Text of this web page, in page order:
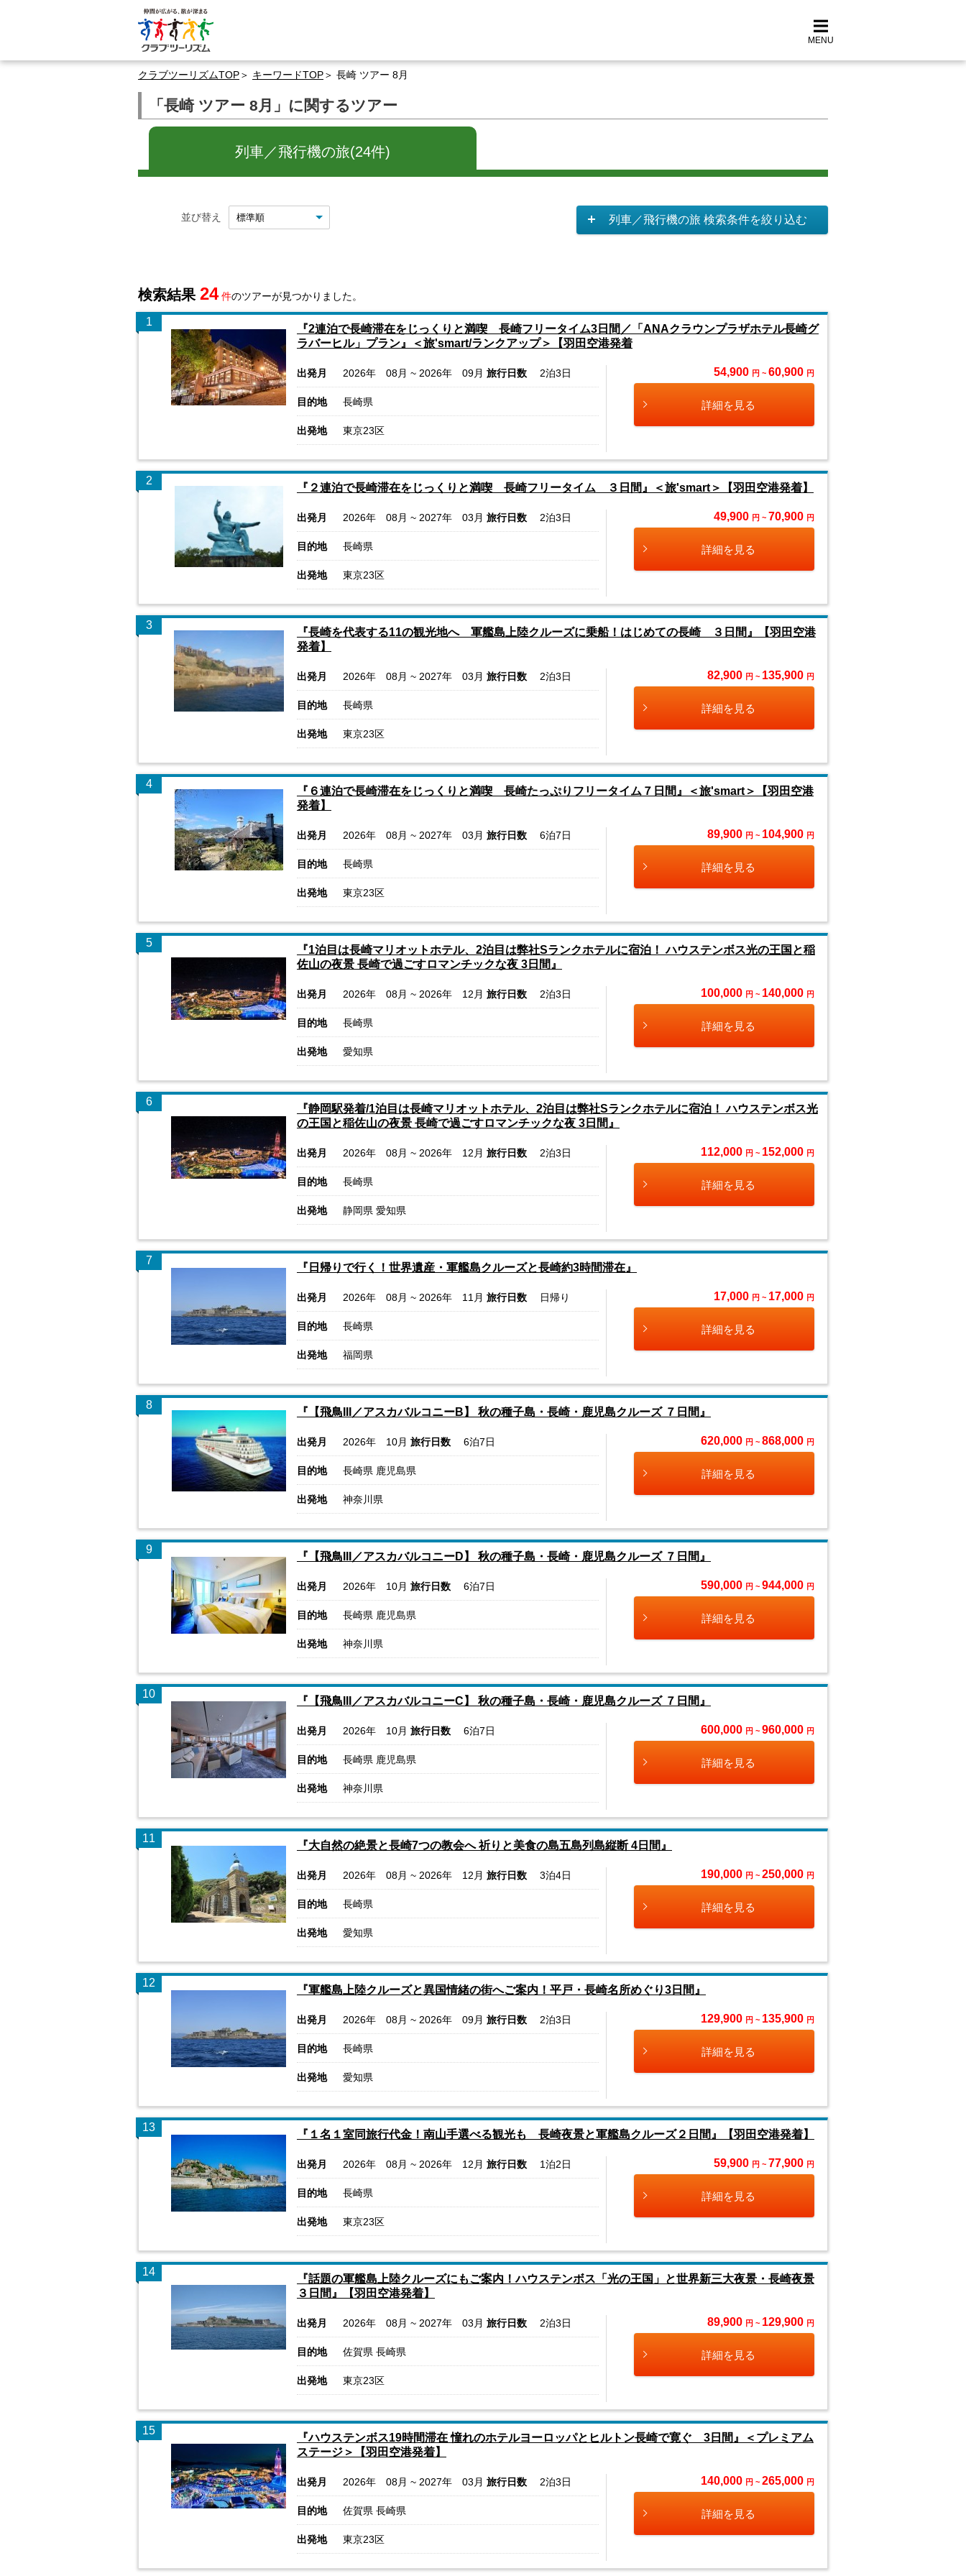
MENU
クラブツーリズムTOP キーワードTOP 長崎 ツアー 8月
「長崎 ツアー 8月」に関するツアー
列車／飛行機の旅(24件)
並び替え 列車／飛行機の旅 検索条件を絞り込む
検索結果 24 件のツアーが見つかりました。
1
『2連泊で長崎滞在をじっくりと満喫 長崎フリータイム3日間／「ANAクラウンプラザホテル長崎グ
ラバーヒル」プラン』＜旅'smart/ランクアップ＞【羽田空港発着
出発月 2026年 08月 ~ 2026年 09月 旅行日数 2泊3日
目的地 長崎県
出発地 東京23区
54,900 円 ~ 60,900 円
詳細を見る
2
『２連泊で長崎滞在をじっくりと満喫 長崎フリータイム ３日間』＜旅'smart＞【羽田空港発着】
出発月 2026年 08月 ~ 2027年 03月 旅行日数 2泊3日
目的地 長崎県
出発地 東京23区
49,900 円 ~ 70,900 円
詳細を見る
3
『長崎を代表する11の観光地へ 軍艦島上陸クルーズに乗船！はじめての長崎 ３日間』【羽田空港
発着】
出発月 2026年 08月 ~ 2027年 03月 旅行日数 2泊3日
目的地 長崎県
出発地 東京23区
82,900 円 ~ 135,900 円
詳細を見る
4
『６連泊で長崎滞在をじっくりと満喫 長崎たっぷりフリータイム７日間』＜旅'smart＞【羽田空港
発着】
出発月 2026年 08月 ~ 2027年 03月 旅行日数 6泊7日
目的地 長崎県
出発地 東京23区
89,900 円 ~ 104,900 円
詳細を見る
5
『1泊目は長崎マリオットホテル、2泊目は弊社Sランクホテルに宿泊！ ハウステンボス光の王国と稲
佐山の夜景 長崎で過ごすロマンチックな夜 3日間』
出発月 2026年 08月 ~ 2026年 12月 旅行日数 2泊3日
目的地 長崎県
出発地 愛知県
100,000 円 ~ 140,000 円
詳細を見る
6
『静岡駅発着/1泊目は長崎マリオットホテル、2泊目は弊社Sランクホテルに宿泊！ ハウステンボス光
の王国と稲佐山の夜景 長崎で過ごすロマンチックな夜 3日間』
出発月 2026年 08月 ~ 2026年 12月 旅行日数 2泊3日
目的地 長崎県
出発地 静岡県 愛知県
112,000 円 ~ 152,000 円
詳細を見る
7
『日帰りで行く！世界遺産・軍艦島クルーズと長崎約3時間滞在』
出発月 2026年 08月 ~ 2026年 11月 旅行日数 日帰り
目的地 長崎県
出発地 福岡県
17,000 円 ~ 17,000 円
詳細を見る
8
『【飛鳥III／アスカバルコニーB】 秋の種子島・長崎・鹿児島クルーズ ７日間』
出発月 2026年 10月 旅行日数 6泊7日
目的地 長崎県 鹿児島県
出発地 神奈川県
620,000 円 ~ 868,000 円
詳細を見る
9
『【飛鳥III／アスカバルコニーD】 秋の種子島・長崎・鹿児島クルーズ ７日間』
出発月 2026年 10月 旅行日数 6泊7日
目的地 長崎県 鹿児島県
出発地 神奈川県
590,000 円 ~ 944,000 円
詳細を見る
10
『【飛鳥III／アスカバルコニーC】 秋の種子島・長崎・鹿児島クルーズ ７日間』
出発月 2026年 10月 旅行日数 6泊7日
目的地 長崎県 鹿児島県
出発地 神奈川県
600,000 円 ~ 960,000 円
詳細を見る
11
『大自然の絶景と長崎7つの教会へ 祈りと美食の島五島列島縦断 4日間』
出発月 2026年 08月 ~ 2026年 12月 旅行日数 3泊4日
目的地 長崎県
出発地 愛知県
190,000 円 ~ 250,000 円
詳細を見る
12
『軍艦島上陸クルーズと異国情緒の街へご案内！平戸・長崎名所めぐり3日間』
出発月 2026年 08月 ~ 2026年 09月 旅行日数 2泊3日
目的地 長崎県
出発地 愛知県
129,900 円 ~ 135,900 円
詳細を見る
13
『１名１室同旅行代金！南山手選べる観光も 長崎夜景と軍艦島クルーズ２日間』【羽田空港発着】
出発月 2026年 08月 ~ 2026年 12月 旅行日数 1泊2日
目的地 長崎県
出発地 東京23区
59,900 円 ~ 77,900 円
詳細を見る
14
『話題の軍艦島上陸クルーズにもご案内！ハウステンボス「光の王国」と世界新三大夜景・長崎夜景
３日間』【羽田空港発着】
出発月 2026年 08月 ~ 2027年 03月 旅行日数 2泊3日
目的地 佐賀県 長崎県
出発地 東京23区
89,900 円 ~ 129,900 円
詳細を見る
15
『ハウステンボス19時間滞在 憧れのホテルヨーロッパとヒルトン長崎で寛ぐ 3日間』＜プレミアム
ステージ＞【羽田空港発着】
出発月 2026年 08月 ~ 2027年 03月 旅行日数 2泊3日
目的地 佐賀県 長崎県
出発地 東京23区
140,000 円 ~ 265,000 円
詳細を見る